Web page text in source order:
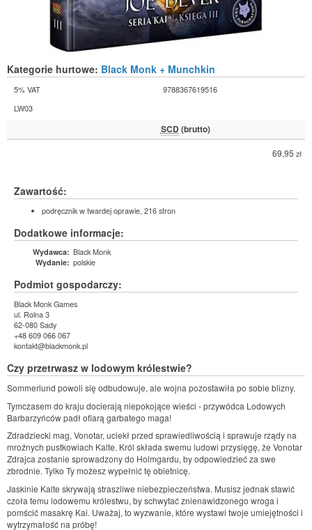
Kategorie hurtowe: Black Monk + Munchkin
5% VAT
9788367619516
LW03
SCD (brutto)
69,95 zł
Zawartość:
podręcznik w twardej oprawie, 216 stron
Dodatkowe informacje:
Wydawca: Black Monk
Wydanie: polskie
Podmiot gospodarczy:
Black Monk Games
ul. Rolna 3
62-080 Sady
+48 609 066 067
kontakt@blackmonk.pl
Czy przetrwasz w lodowym królestwie?
Sommerlund powoli się odbudowuje, ale wojna pozostawiła po sobie blizny.
Tymczasem do kraju docierają niepokojące wieści - przywódca Lodowych
Barbarzyńców padł ofiarą garbatego maga!
Zdradziecki mag, Vonotar, uciekł przed sprawiedliwością i sprawuje rządy na
mroźnych pustkowiach Kalte. Król składa swemu ludowi przysięgę, że Vonotar
Zdrajca zostanie sprowadzony do Holmgardu, by odpowiedzieć za swe
zbrodnie. Tylko Ty możesz wypełnić tę obietnicę.
Jaskinie Kalte skrywają straszliwe niebezpieczeństwa. Musisz jednak stawić
czoła temu lodowemu królestwu, by schwytać znienawidzonego wroga i
pomścić masakrę Kai. Uważaj, to wyzwanie, które wystawi twoje umiejętności i
wytrzymałość na próbę!